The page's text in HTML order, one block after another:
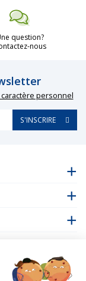
question?
nous
personnel
S'INSCRIRE